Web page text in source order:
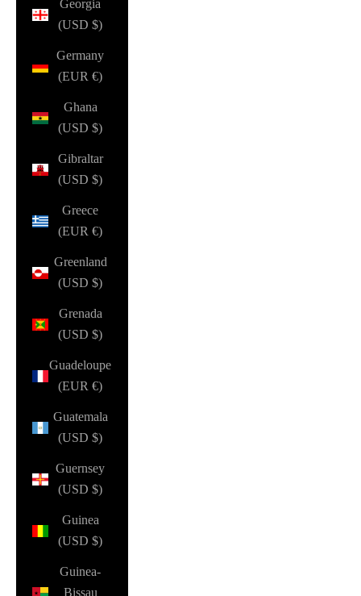
Georgia
(USD $)
Germany
(EUR €)
Ghana
(USD $)
Gibraltar
(USD $)
Greece
(EUR €)
Greenland
(USD $)
Grenada
(USD $)
Guadeloupe
(EUR €)
Guatemala
(USD $)
Guernsey
(USD $)
Guinea
(USD $)
Guinea-
Bissau